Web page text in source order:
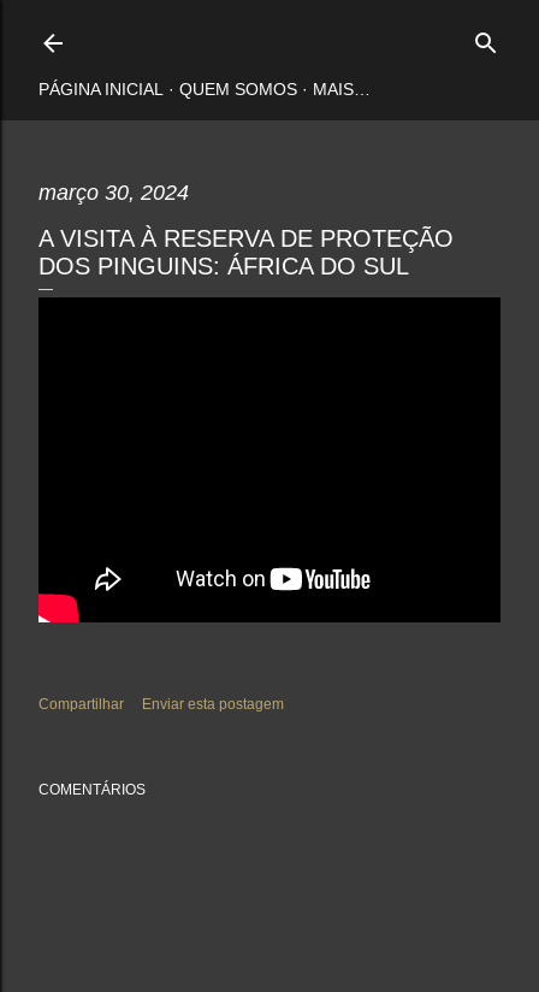
PÁGINA INICIAL QUEM SOMOS MAIS…
março 30, 2024
A VISITA À RESERVA DE PROTEÇÃO
DOS PINGUINS: ÁFRICA DO SUL
Compartilhar Enviar esta postagem
COMENTÁRIOS